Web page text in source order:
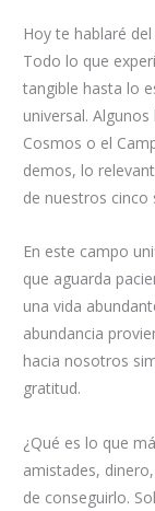
Hoy te hablaré
Todo lo que
tangible hasta lo
universal.
Cosmos o el
demos, lo
de nuestros cinco
En este campo
que aguarda
una vida
abundancia
hacia nosotros
gratitud.
¿Qué es lo que
amistades,
de conseguirlo.